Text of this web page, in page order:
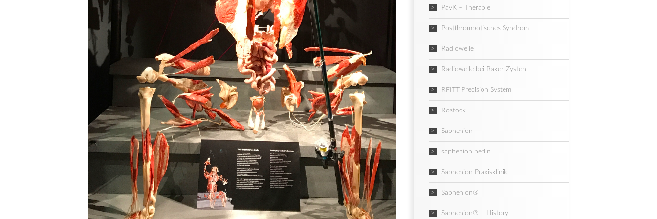
PavK – Therapie
Postthrombotisches Syndrom
Radiowelle
Radiowelle bei Baker-Zysten
RFITT Precision System
Rostock
Saphenion
saphenion berlin
Saphenion Praxisklinik
Saphenion®
Saphenion® – History